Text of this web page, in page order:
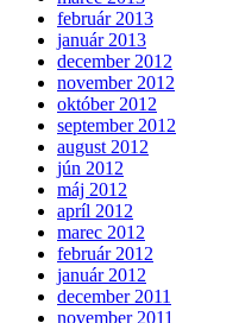
február 2013
január 2013
december 2012
november 2012
október 2012
september 2012
august 2012
jún 2012
máj 2012
apríl 2012
marec 2012
február 2012
január 2012
december 2011
november 2011